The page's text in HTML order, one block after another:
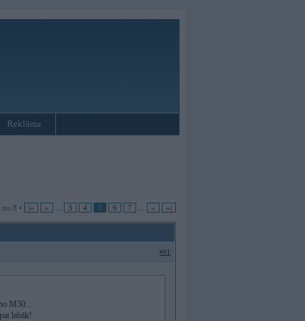
Reklāma
8 • |« « 3 4 5 6 7 » »|
#81
M30...
labāk!